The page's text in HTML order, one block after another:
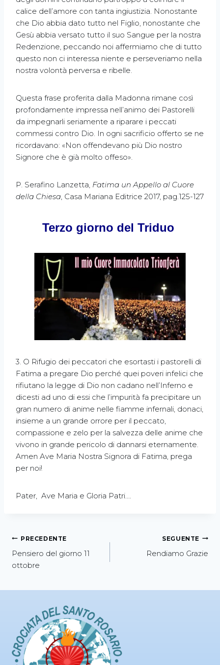
calice dell’amore con tanta ingiustizia. Nonostante
che Dio abbia dato tutto nel Figlio, nonostante che
Gesù abbia versato tutto il suo Sangue per la nostra
Redenzione, peccando noi affermiamo che di tutto
questo non ci interessa niente e perseveriamo nella
nostra volontà perversa e ribelle.
Questa frase proferita dalla Madonna rimane così
profondamente impressa nell’animo dei Pastorelli
da impegnarli seriamente a riparare i peccati
commessi contro Dio. In ogni sacrificio offerto se ne
ricordavano: «Non offendevano più Dio nostro
Signore che è già molto offeso».
P. Serafino Lanzetta, Fatima un Appello al Cuore
della Chiesa, Casa Mariana Editrice 2017, pag.125-127
Terzo giorno del Triduo
3. O Rifugio dei peccatori che esortasti i pastorelli di
Fatima a pregare Dio perché quei poveri infelici che
rifiutano la legge di Dio non cadano nell’Inferno e
dicesti ad uno di essi che l’impurità fa precipitare un
gran numero di anime nelle fiamme infernali, donaci,
insieme a un grande orrore per il peccato,
compassione e zelo per la salvezza delle anime che
vivono in grande pericolo di dannarsi eternamente.
Amen Ave Maria Nostra Signora di Fatima, prega
per noi!
Pater, Ave Maria e Gloria Patri….
PRECEDENTE
Pensiero del giorno 11
ottobre
SEGUENTE
Rendiamo Grazie